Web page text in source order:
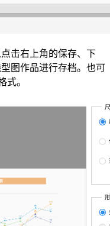
击右上角的保存、下
图作品进行存档。也可
式。